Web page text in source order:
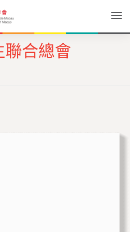
聯合總會